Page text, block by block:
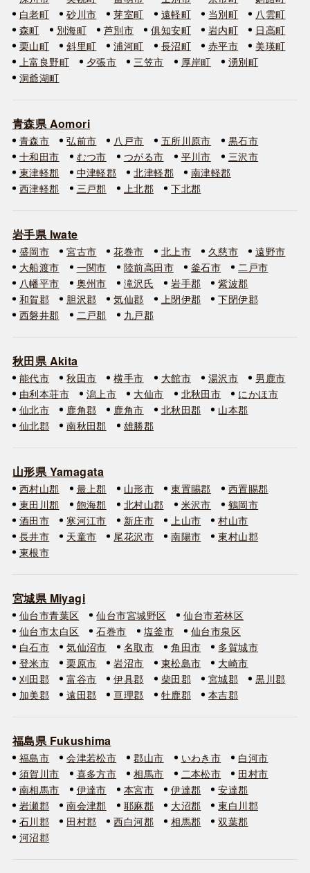
白老町
砂川市 芽室町 遠軽町 当別町
八雲町
森町
別海町 芦別市 俱知安町 岩内町
日高町
栗山町
斜里町 浦河町 長沼町 赤平市
美瑛町
上富良野町
夕張市 三笠市 厚岸町
湧別町
洞爺湖町
青森県 Aomori
青森市 弘前市 八戸市 五所川原市
黒石市
十和田市
むつ市 つがる市 平川市
三沢市
東津軽郡
中津軽郡 北津軽郡
南津軽郡
西津軽郡
三戸郡 上北郡 下北郡
岩手県 Iwate
盛岡市 宮古市 花巻市 北上市 久慈市
遠野市
大船渡市
一関市 陸前高田市 釜石市
二戸市
八幡平市
奥州市 滝沢氏 岩手郡
紫波郡
和賀郡
胆沢郡 気仙郡 上閉伊郡
下閉伊郡
西磐井郡
二戸郡 九戸郡
秋田県 Akita
能代市 秋田市 横手市 大館市 湯沢市
男鹿市
由利本荘市
潟上市 大仙市 北秋田市
にかほ市
仙北市
鹿角郡 鹿角市 北秋田郡
山本郡
仙北郡
南秋田郡 雄勝郡
山形県 Yamagata
西村山郡 最上郡 山形市 東置賜郡
西置賜郡
東田川郡
飽海郡 北村山郡 米沢市
鶴岡市
酒田市
寒河江市 新庄市 上山市
村山市
長井市
天童市 尾花沢市 南陽市
東村山郡
東根市
宮城県 Miyagi
仙台市青葉区 仙台市宮城野区
仙台市若林区
仙台市太白区
石巻市 塩釜市
仙台市泉区
白石市
気仙沼市 名取市 角田市
多賀城市
登米市
栗原市 岩沼市 東松島市
大崎市
刈田郡
富谷市 伊具郡 柴田郡 宮城郡
黒川郡
加美郡
遠田郡 亘理郡 牡鹿郡 本吉郡
福島県 Fukushima
福島市 会津若松市 郡山市 いわき市
白河市
須賀川市
喜多方市 相馬市 二本松市
田村市
南相馬市
伊達市 本宮市 伊達郡
安達郡
岩瀬郡
南会津郡 耶麻郡 大沼郡
東白川郡
石川郡
田村郡 西白河郡 相馬郡
双葉郡
河沼郡